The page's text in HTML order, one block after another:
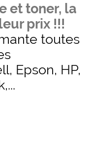
et toner, la
prix !!!
toutes
Epson, HP,